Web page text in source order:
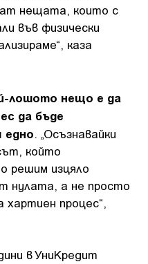
нещата, които с
във физически
каза
лошото нещо е да
да бъде
едно . „Осъзнавайки
който
решим изцяло
нулата, а не просто
процес“,
в УниКредит